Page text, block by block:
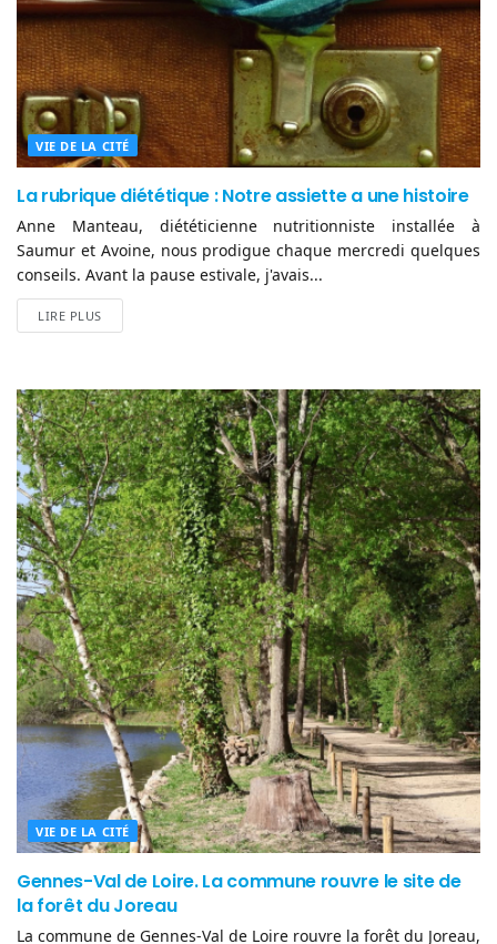
VIE DE LA CITÉ
La rubrique diététique : Notre assiette a une histoire
Anne Manteau, diététicienne nutritionniste installée à
Saumur et Avoine, nous prodigue chaque mercredi quelques
conseils. Avant la pause estivale, j'avais...
LIRE PLUS
VIE DE LA CITÉ
Gennes-Val de Loire. La commune rouvre le site de
la forêt du Joreau
La commune de Gennes-Val de Loire rouvre la forêt du Joreau,